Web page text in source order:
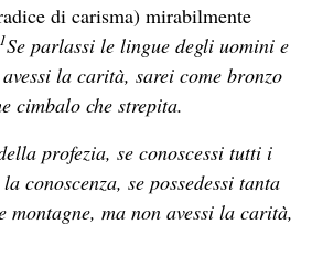
di carisma) mirabilmente
1Se parlassi le lingue degli uomini e
la carità, sarei come bronzo
cimbalo che strepita.
profezia, se conoscessi tutti i
conoscenza, se possedessi tanta
montagne, ma non avessi la carità,